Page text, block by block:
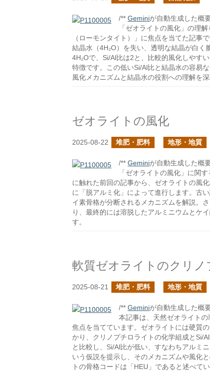
/** Geminiが自動生成した概
「ゼオライトの風化」の理
（ローモンタイト）」に焦点を当てた記事
結晶水（4H₂O）を失い、透明な結晶が白く
4H₂Oで、Si/Al比は2と、比較的風化しやす
特徴です。この低いSi/Al比と結晶水の容易
風化メカニズムと結晶水の役割への理解を
ゼオライトの風化
2025-08-22 堆肥・肥料 地形・地質
/** Geminiが自動生成した概
「ゼオライトの風化」に関
に触れた前回の記事から、ゼオライトの風
に「脱アルミ化」によって進行します。古
イ素骨格が分断されるメカニズムを解説。
り、最終的には溶脱したアルミニウムとケ
す。
軟質ゼオライトのクリノ
2025-08-21 堆肥・肥料 地形・地質
/** Geminiが自動生成した概
本記事は、天然ゼオライト
焦点を当てています。ゼオライトには硬質
かり、クリノプチロライトの化学組成とSi/
と比較し、Si/Al比が低い、すなわちアルミ
いう仮説を提示し、そのメカニズムや風化
トの骨格コードは「HEU」であると述べてい